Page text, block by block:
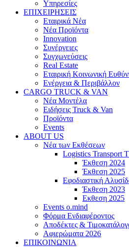
Υπηρεσίες
ΕΠΙΧΕΙΡΗΣΕΙΣ
Εταιρικά Νέα
Νέα Προϊόντα
Innovation
Συνέργειες
Συγχωνεύσεις
Real Estate
Εταιρική Κοινωνική
Ενέργεια & Περιβάλλον
CARGO TRUCK & VAN
Νέα Μοντέλα
Ειδήσεις Truck & Van
Προϊόντα
Events
ABOUT US
Νέα των Εκθέσεων
Logistics Transport
Έκθεση 2024
Έκθεση 2025
Εφοδιαστική
Έκθεση 2023
Εκθεση 2025
Events o.mind
Φόρμα Ενδιαφέροντος
Αποδέκτες &
Αφιερώματα 2026
ΕΠΙΚΟΙΝΩΝΙΑ